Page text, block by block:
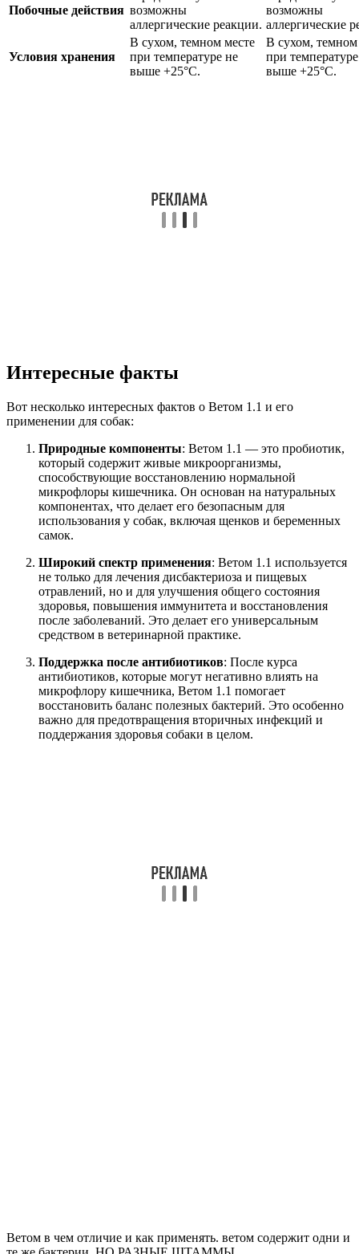
Побочные действия возможны
аллергические реакции.
возможны
аллергические
Условия хранения
В сухом, темном месте
при температуре не
выше +25°С.
В сухом, темном
при
выше +25°С.
Интересные факты
Вот несколько интересных фактов о Ветом 1.1 и его
применении для собак:
Природные компоненты: Ветом 1.1 — это пробиотик,
который содержит живые микроорганизмы,
способствующие восстановлению нормальной
микрофлоры кишечника. Он основан на натуральных
компонентах, что делает его безопасным для
использования у собак, включая щенков и беременных
самок.
Широкий спектр применения: Ветом 1.1 используется
не только для лечения дисбактериоза и пищевых
отравлений, но и для улучшения общего состояния
здоровья, повышения иммунитета и восстановления
после заболеваний. Это делает его универсальным
средством в ветеринарной практике.
Поддержка после антибиотиков: После курса
антибиотиков, которые могут негативно влиять на
микрофлору кишечника, Ветом 1.1 помогает
восстановить баланс полезных бактерий. Это особенно
важно для предотвращения вторичных инфекций и
поддержания здоровья собаки в целом.
Ветом в чем отличие и как применять. ветом содержит одни и